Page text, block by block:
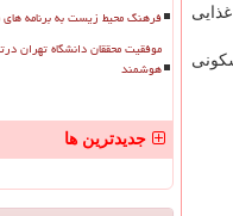
غذایی
مسكونی
فرهنگ محیط زیست به برنامه های
موفقیت محققان دانشگاه تهران
هوشمند
جدیدترین ها